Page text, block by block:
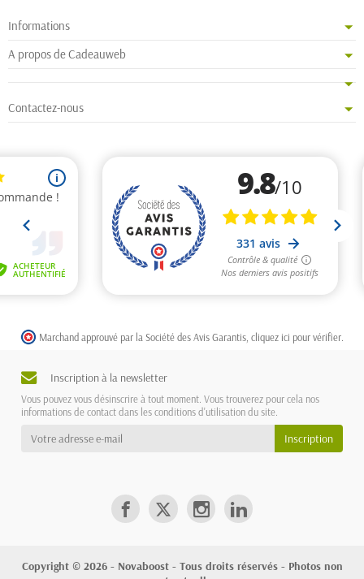
Informations
A propos de Cadeauweb
Contactez-nous
Marchand approuvé par la Société des Avis Garantis, cliquez ici pour vérifier
Inscription à la newsletter
Vous pouvez vous désinscrire à tout moment. Vous trouverez pour cela nos
informations de contact dans les conditions d'utilisation du site.
Copyright © 2026 - Novaboost - Tous droits réservés - Photos non